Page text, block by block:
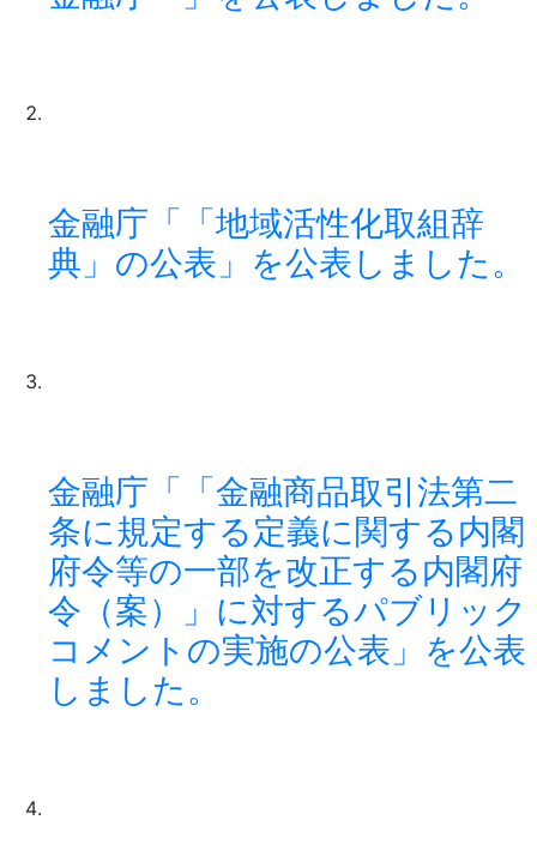
金融庁「「地域活性化取組辞
典」の公表」を公表しました。
金融庁「「金融商品取引法第二
条に規定する定義に関する内閣
府令等の一部を改正する内閣府
令（案）」に対するパブリック
コメントの実施の公表」を公表
しました。